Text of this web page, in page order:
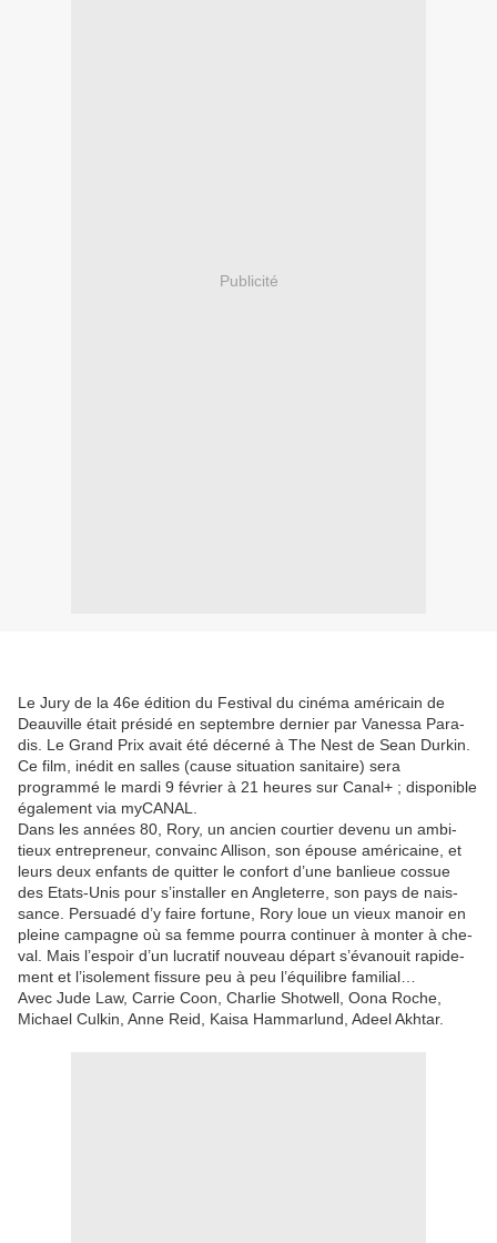
Publicité
Le Jury de la 46e édi­tion du Fes­ti­val du ciné­ma amé­ri­cain de
Deau­ville était pré­si­dé en septembre dernier par Vanes­sa Para­
dis. Le Grand Prix avait été décerné à The Nest de Sean Dur­kin.
Ce film, inédit en salles (cause situation sanitaire) sera
programmé le mardi 9 février à 21 heures sur Canal+ ; disponible
également via myCANAL.
Dans les années 80, Rory, un ancien cour­tier deve­nu un ambi­
tieux entre­pre­neur, convainc Alli­son, son épouse amé­ri­caine, et
leurs deux enfants de quit­ter le confort d’une ban­lieue cos­sue
des Etats-Unis pour s’installer en Angle­terre, son pays de nais­
sance. Per­sua­dé d’y faire for­tune, Rory loue un vieux manoir en
pleine cam­pagne où sa femme pour­ra conti­nuer à mon­ter à che­
val. Mais l’espoir d’un lucra­tif nou­veau départ s’évanouit rapi­de­
ment et l’isolement fis­sure peu à peu l’équilibre fami­lial…
Avec Jude Law, Carrie Coon, Charlie Shotwell, Oona Roche,
Michael Culkin, Anne Reid, Kaisa Hammarlund, Adeel Akhtar.